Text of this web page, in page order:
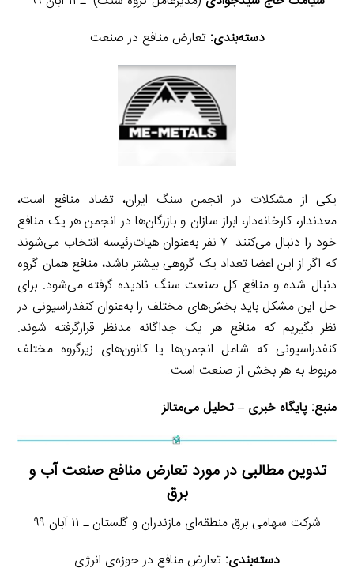
دسته‌بندی: تعارض منافع در صنعت
یکی از مشکلات در انجمن سنگ ایران، تضاد منافع است،
معدندار، کارخانه‌دار، ابراز سازان و بازرگان‌ها در انجمن هر یک منافع
خود را دنبال می‌کنند. ۷ نفر به‌عنوان هیات‌رئیسه انتخاب می‌شوند
که اگر از این اعضا تعداد یک گروهی بیشتر باشد، منافع همان گروه
دنبال شده و منافع کل صنعت سنگ نادیده گرفته می‌شود. برای
حل این مشکل باید بخش‌های مختلف را به‌عنوان کنفدراسیونی در
نظر بگیریم که منافع هر یک جداگانه مدنظر قرارگرفته شوند.
کنفدراسیونی که شامل انجمن‌ها یا کانون‌های زیرگروه مختلف
مربوط به هر بخش از صنعت است.
منبع: پایگاه خبری – تحلیل می‌متالز
تدوین مطالبی در مورد تعارض منافع صنعت آب و
برق
شرکت سهامی برق منطقه‌ای مازندران و گلستان ـ ۱۱ آبان ۹۹
دسته‌بندی: تعارض منافع در حوزه‌ی انرژی